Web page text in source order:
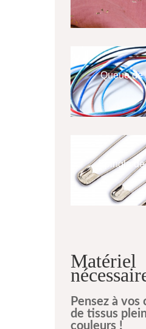
Queue de
Epingle
Matériel
Pensez à vos
de tissus
couleurs !